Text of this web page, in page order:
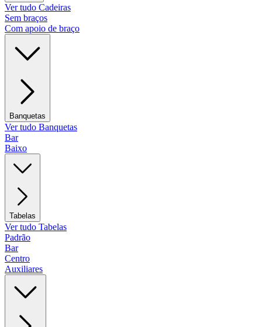
Ver tudo Cadeiras
Sem braços
Com apoio de braço
Banquetas
Ver tudo Banquetas
Bar
Baixo
Tabelas
Ver tudo Tabelas
Padrão
Bar
Centro
Auxiliares